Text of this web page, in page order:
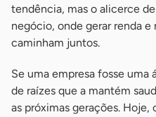
tendência, mas o alicerce
negócio, onde gerar renda e
caminham juntos.
Se uma empresa fosse uma
de raízes que a mantém
as próximas gerações. Hoje,